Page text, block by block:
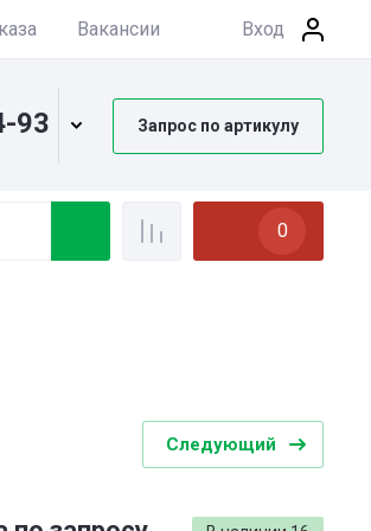
Вакансии Вход
93 Запрос по артикулу
0
Следующий